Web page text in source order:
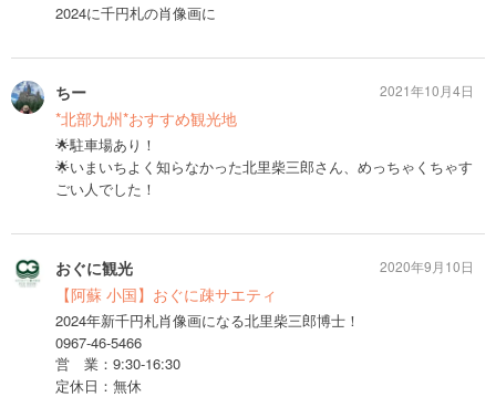
2024に千円札の肖像画に
ちー
*北部九州*おすすめ観光地
🌟駐車場あり！
🌟いまいちよく知らなかった北里柴三郎さん、めっちゃくちゃす
ごい人でした！
2021年10月4日
おぐに観光
【阿蘇 小国】おぐに疎サエティ
2024年新千円札肖像画になる北里柴三郎博士！
0967-46-5466
営 業：9:30-16:30
定休日：無休
2020年9月10日